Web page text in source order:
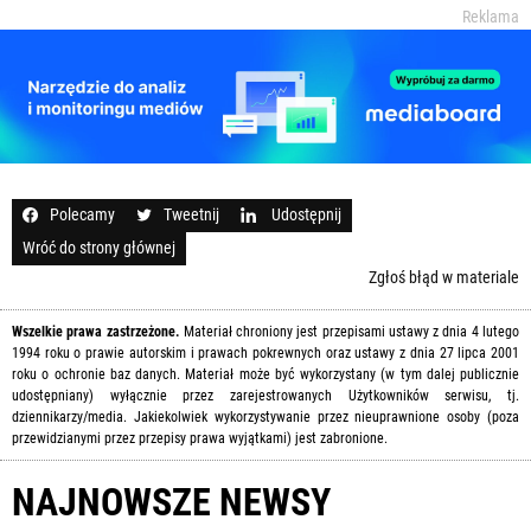
Reklama
Polecamy Tweetnij
Udostępnij
Wróć do strony głównej
Zgłoś błąd w materiale
Wszelkie prawa zastrzeżone. Materiał chroniony jest przepisami ustawy z dnia 4 lutego
1994 roku o prawie autorskim i prawach pokrewnych oraz ustawy z dnia 27 lipca 2001
roku o ochronie baz danych. Materiał może być wykorzystany (w tym dalej publicznie
udostępniany) wyłącznie przez zarejestrowanych Użytkowników serwisu, tj.
dziennikarzy/media. Jakiekolwiek wykorzystywanie przez nieuprawnione osoby (poza
przewidzianymi przez przepisy prawa wyjątkami) jest zabronione.
NAJNOWSZE NEWSY